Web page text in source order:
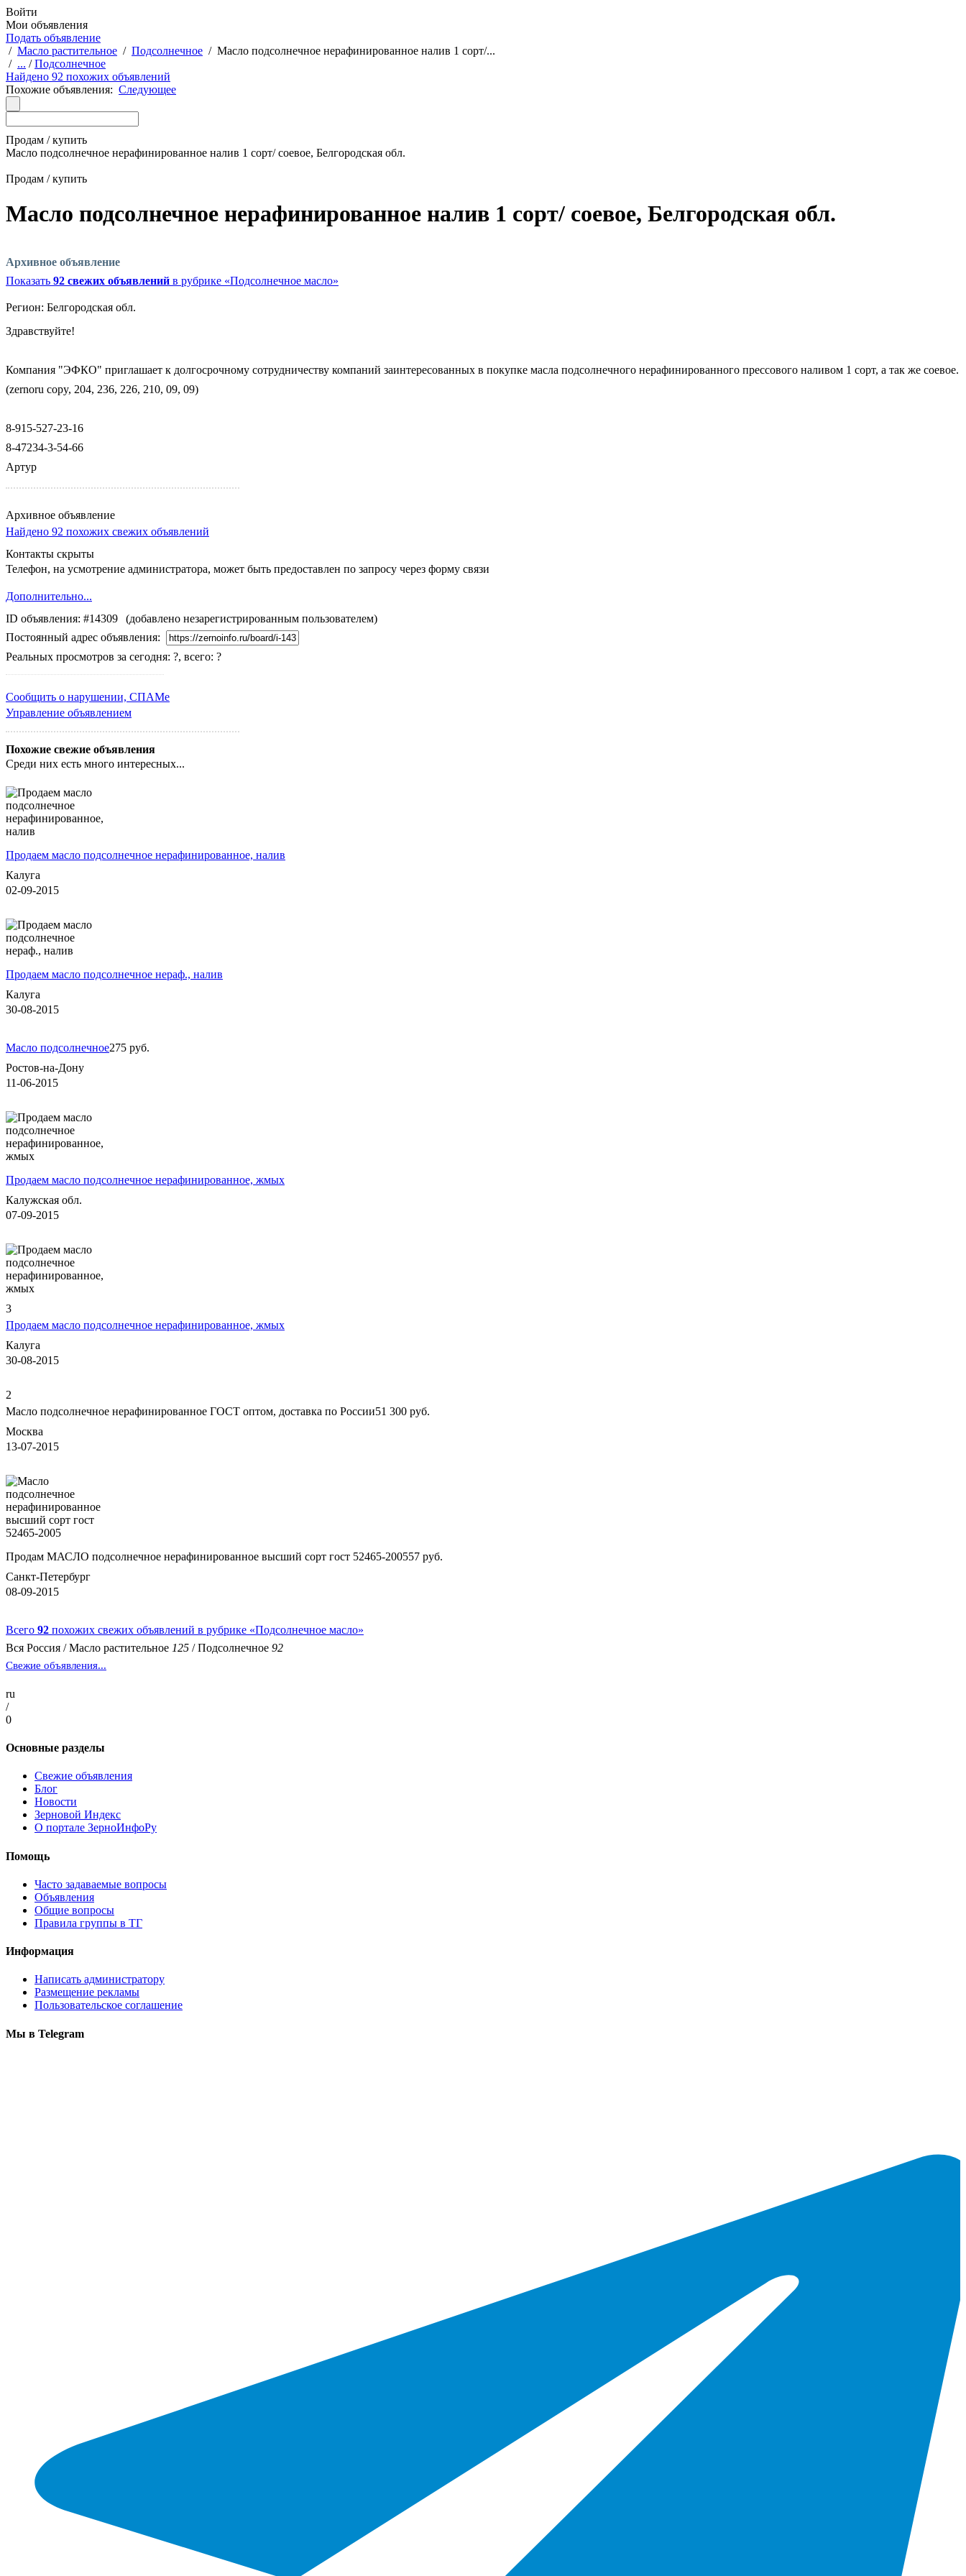
Войти
Мои объявления
Подать объявление
/ Масло растительное / Подсолнечное / Масло подсолнечное нерафинированное налив 1 сорт/...
/ ... /Подсолнечное
Найдено 92 похожих объявлений
Похожие объявления: Следующее
Продам / купить
Масло подсолнечное нерафинированное налив 1 сорт/ соевое, Белгородская обл.
Продам / купить
Масло подсолнечное нерафинированное налив 1 сорт/ соевое, Белгородская обл.
Архивное объявление
Показать 92 свежих объявлений в рубрике «Подсолнечное масло»
Регион: Белгородская обл.
Здравствуйте!
Компания "ЭФКО" приглашает к долгосрочному сотрудничеству компаний заинтересованных в покупке масла подсолнечного нерафинированного прессового наливом 1 сорт, а так же соевое.
(zernoru copy, 204, 236, 226, 210, 09, 09)
8-915-527-23-16
8-47234-3-54-66
Артур
Архивное объявление
Найдено 92 похожих свежих объявлений
Контакты скрыты
Телефон, на усмотрение администратора, может быть предоставлен по запросу через форму связи
Дополнительно...
ID объявления: #14309
(добавлено незарегистрированным пользователем)
Постоянный адрес объявления:
Реальных просмотров за сегодня: ?, всего: ?
Сообщить о нарушении, СПАМе
Управление объявлением
Похожие свежие объявления
Среди них есть много интересных...
Продаем масло подсолнечное нерафинированное, налив
Калуга
02-09-2015
Продаем масло подсолнечное нераф., налив
Калуга
30-08-2015
Масло подсолнечное275 руб.
Ростов-на-Дону
11-06-2015
Продаем масло подсолнечное нерафинированное, жмых
Калужская обл.
07-09-2015
3
Продаем масло подсолнечное нерафинированное, жмых
Калуга
30-08-2015
2
Масло подсолнечное нерафинированное ГОСТ оптом, доставка по России51 300 руб.
Москва
13-07-2015
Продам МАСЛО подсолнечное нерафинированное высший сорт гост 52465-200557 руб.
Санкт-Петербург
08-09-2015
Всего 92 похожих свежих объявлений в рубрике «Подсолнечное масло»
Вся Россия /Масло растительное 125 /Подсолнечное 92
Свежие объявления...
ru
/
0
Основные разделы
Свежие объявления
Блог
Новости
Зерновой Индекс
О портале ЗерноИнфоРу
Помощь
Часто задаваемые вопросы
Объявления
Общие вопросы
Правила группы в ТГ
Информация
Написать администратору
Размещение рекламы
Пользовательское соглашение
Мы в Telegram